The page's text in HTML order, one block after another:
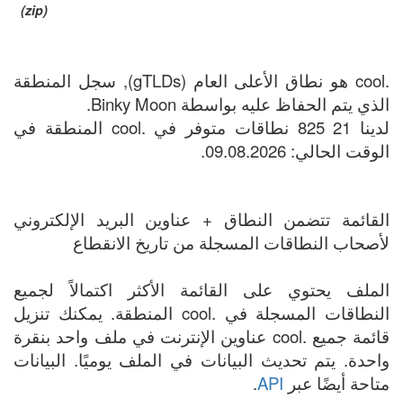
(zip)
.cool هو نطاق الأعلى العام (gTLDs), سجل المنطقة
الذي يتم الحفاظ عليه بواسطة Binky Moon.
لدينا 21 825 نطاقات متوفر في .cool المنطقة في
الوقت الحالي: 09.08.2026.
القائمة تتضمن النطاق + عناوين البريد الإلكتروني
لأصحاب النطاقات المسجلة من تاريخ الانقطاع
الملف يحتوي على القائمة الأكثر اكتمالاً لجميع
النطاقات المسجلة في .cool المنطقة. يمكنك تنزيل
قائمة جميع .cool عناوين الإنترنت في ملف واحد بنقرة
واحدة. يتم تحديث البيانات في الملف يوميًا. البيانات
متاحة أيضًا عبر API
.